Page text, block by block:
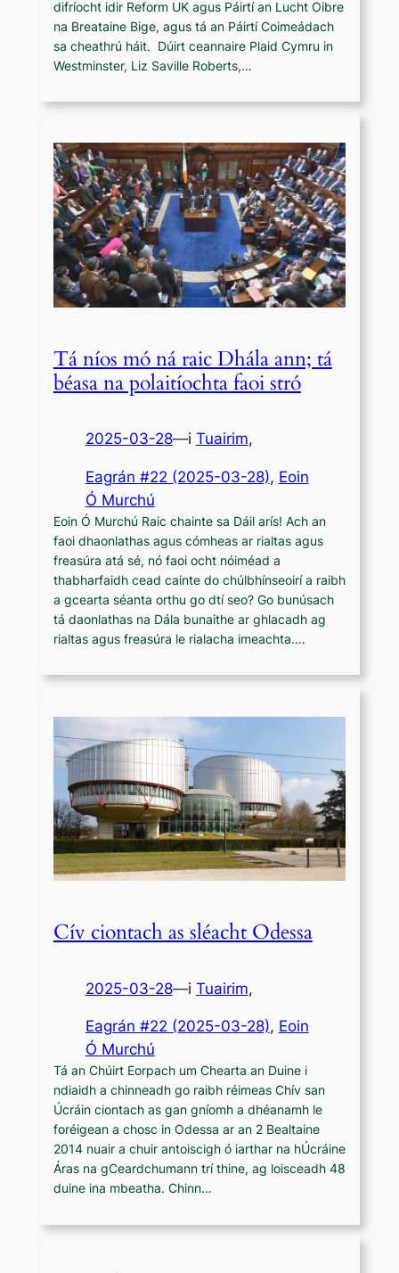
difríocht idir Reform UK agus Páirtí an Lucht Oibre
na Breataine Bige, agus tá an Páirtí Coimeádach
sa cheathrú háit. Dúirt ceannaire Plaid Cymru in
Westminster, Liz Saville Roberts,…
Tá níos mó ná raic Dhála ann; tá
béasa na polaitíochta faoi stró
2025-03-28—i Tuairim,
Eagrán #22 (2025-03-28), Eoin
Ó Murchú
Eoin Ó Murchú Raic chainte sa Dáil arís! Ach an
faoi dhaonlathas agus cómheas ar rialtas agus
freasúra atá sé, nó faoi ocht nóiméad a
thabharfaidh cead cainte do chúlbhínseoirí a raibh
a gcearta séanta orthu go dtí seo? Go bunúsach
tá daonlathas na Dála bunaithe ar ghlacadh ag
rialtas agus freasúra le rialacha imeachta.…
Cív ciontach as sléacht Odessa
2025-03-28—i Tuairim,
Eagrán #22 (2025-03-28), Eoin
Ó Murchú
Tá an Chúirt Eorpach um Chearta an Duine i
ndiaidh a chinneadh go raibh réimeas Chív san
Úcráin ciontach as gan gníomh a dhéanamh le
foréigean a chosc in Odessa ar an 2 Bealtaine
2014 nuair a chuir antoiscigh ó iarthar na hÚcráine
Áras na gCeardchumann trí thine, ag loisceadh 48
duine ina mbeatha. Chinn…